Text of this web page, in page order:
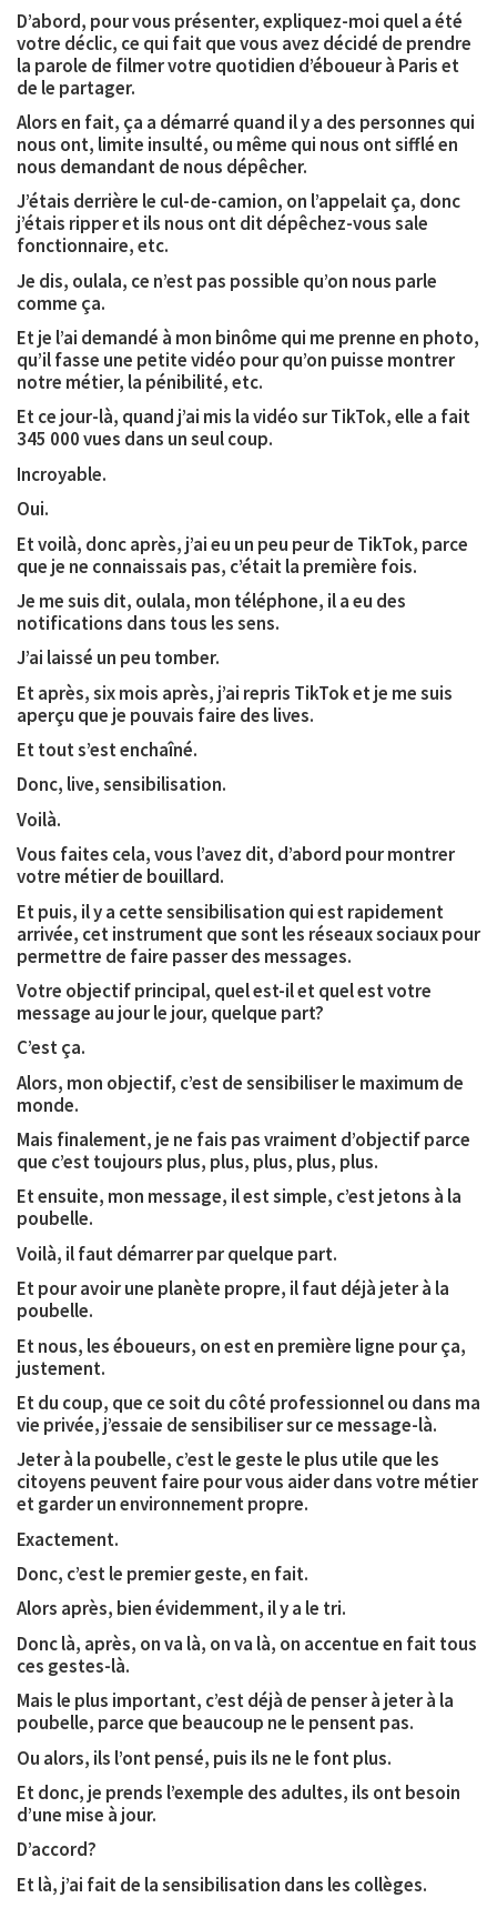
D’abord, pour vous présenter, expliquez-moi quel a été
votre déclic, ce qui fait que vous avez décidé de prendre
la parole de filmer votre quotidien d’éboueur à Paris et
de le partager.
Alors en fait, ça a démarré quand il y a des personnes qui
nous ont, limite insulté, ou même qui nous ont sifflé en
nous demandant de nous dépêcher.
J’étais derrière le cul-de-camion, on l’appelait ça, donc
j’étais ripper et ils nous ont dit dépêchez-vous sale
fonctionnaire, etc.
Je dis, oulala, ce n’est pas possible qu’on nous parle
comme ça.
Et je l’ai demandé à mon binôme qui me prenne en photo,
qu’il fasse une petite vidéo pour qu’on puisse montrer
notre métier, la pénibilité, etc.
Et ce jour-là, quand j’ai mis la vidéo sur TikTok, elle a fait
345 000 vues dans un seul coup.
Incroyable.
Oui.
Et voilà, donc après, j’ai eu un peu peur de TikTok, parce
que je ne connaissais pas, c’était la première fois.
Je me suis dit, oulala, mon téléphone, il a eu des
notifications dans tous les sens.
J’ai laissé un peu tomber.
Et après, six mois après, j’ai repris TikTok et je me suis
aperçu que je pouvais faire des lives.
Et tout s’est enchaîné.
Donc, live, sensibilisation.
Voilà.
Vous faites cela, vous l’avez dit, d’abord pour montrer
votre métier de bouillard.
Et puis, il y a cette sensibilisation qui est rapidement
arrivée, cet instrument que sont les réseaux sociaux pour
permettre de faire passer des messages.
Votre objectif principal, quel est-il et quel est votre
message au jour le jour, quelque part?
C’est ça.
Alors, mon objectif, c’est de sensibiliser le maximum de
monde.
Mais finalement, je ne fais pas vraiment d’objectif parce
que c’est toujours plus, plus, plus, plus, plus.
Et ensuite, mon message, il est simple, c’est jetons à la
poubelle.
Voilà, il faut démarrer par quelque part.
Et pour avoir une planète propre, il faut déjà jeter à la
poubelle.
Et nous, les éboueurs, on est en première ligne pour ça,
justement.
Et du coup, que ce soit du côté professionnel ou dans ma
vie privée, j’essaie de sensibiliser sur ce message-là.
Jeter à la poubelle, c’est le geste le plus utile que les
citoyens peuvent faire pour vous aider dans votre métier
et garder un environnement propre.
Exactement.
Donc, c’est le premier geste, en fait.
Alors après, bien évidemment, il y a le tri.
Donc là, après, on va là, on va là, on accentue en fait tous
ces gestes-là.
Mais le plus important, c’est déjà de penser à jeter à la
poubelle, parce que beaucoup ne le pensent pas.
Ou alors, ils l’ont pensé, puis ils ne le font plus.
Et donc, je prends l’exemple des adultes, ils ont besoin
d’une mise à jour.
D’accord?
Et là, j’ai fait de la sensibilisation dans les collèges.